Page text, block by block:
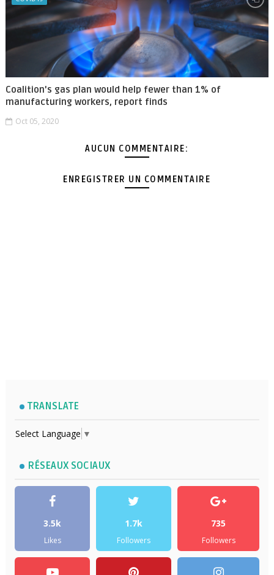
Coalition's gas plan would help fewer than 1% of
manufacturing workers, report finds
Oct 05, 2020
AUCUN COMMENTAIRE:
ENREGISTRER UN COMMENTAIRE
TRANSLATE
Select Language ▼
RÉSEAUX SOCIAUX
3.5k
Likes
1.7k
Followers
735
Followers